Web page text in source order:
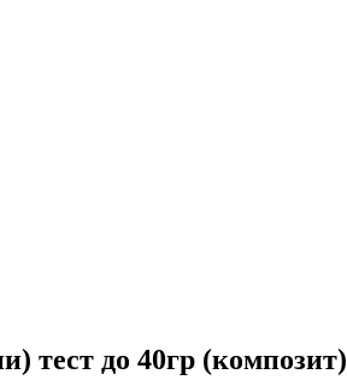
тест до 40гр (композит)